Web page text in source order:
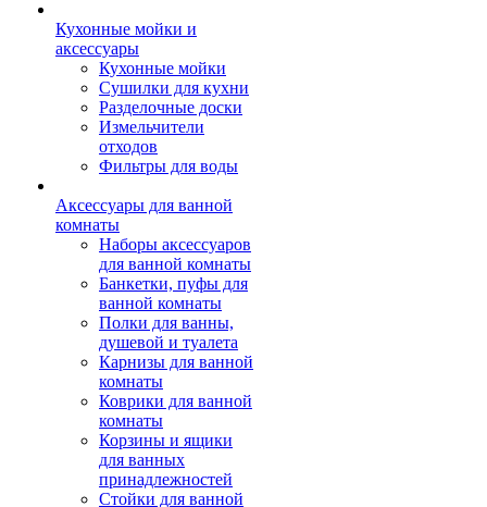
Кухонные мойки и
аксессуары
Кухонные мойки
Сушилки для кухни
Разделочные доски
Измельчители
отходов
Фильтры для воды
Аксессуары для ванной
комнаты
Наборы аксессуаров
для ванной комнаты
Банкетки, пуфы для
ванной комнаты
Полки для ванны,
душевой и туалета
Карнизы для ванной
комнаты
Коврики для ванной
комнаты
Корзины и ящики
для ванных
принадлежностей
Стойки для ванной